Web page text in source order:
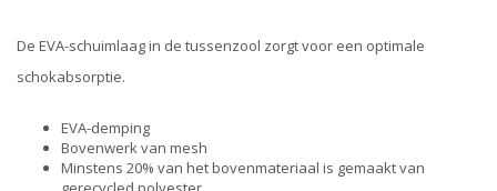
De EVA-schuimlaag in de tussenzool zorgt voor een optimale
schokabsorptie.
EVA-demping
Bovenwerk van mesh
Minstens 20% van het bovenmateriaal is gemaakt van